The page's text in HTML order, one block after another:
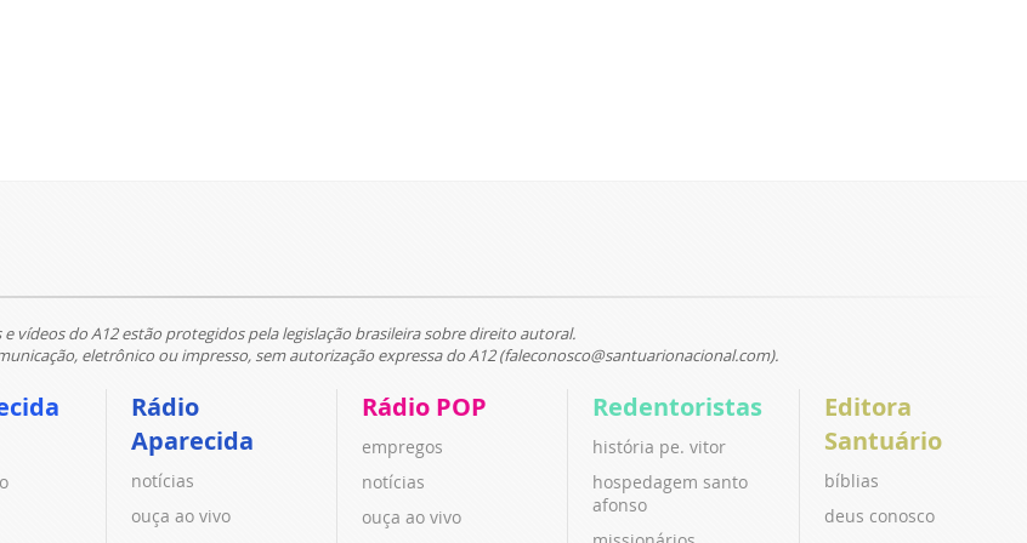
vídeos do A12 estão protegidos pela legislação brasileira sobre direito autoral.
eletrônico ou impresso, sem autorização expressa do A12 (faleconosco@santuarionacional.com).
Rádio
Aparecida
notícias
ouça ao vivo
Rádio POP
empregos
notícias
ouça ao vivo
Redentoristas
história pe. vitor
hospedagem santo
afonso
Editora
Santuário
bíblias
deus conosco